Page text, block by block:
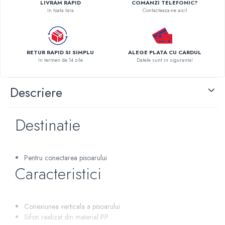
Pompe de caldura
Centrale peleti lemn
LIVRAM RAPID
In toata tara
COMANZI TELEFONIC?
Contacteaza-ne aici!
RETUR RAPID SI SIMPLU
In termen de 14 zile
ALEGE PLATA CU CARDUL
Datele sunt in siguranta!
Descriere
Destinatie
Pentru conectarea pisoarului
Caracteristici
Conexiunea verticala a pisoarului
Sifon realizat din material PP